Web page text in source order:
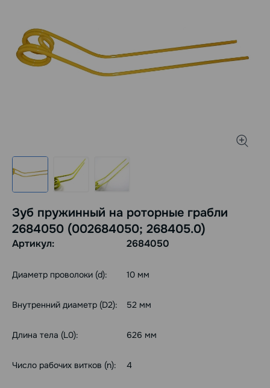
Зуб пружинный на роторные грабли
2684050 (002684050; 268405.0)
Артикул: 2684050
Диаметр проволоки (d): 10 мм
Внутренний диаметр (D2): 52 мм
Длина тела (L0): 626 мм
Число рабочих витков (n): 4